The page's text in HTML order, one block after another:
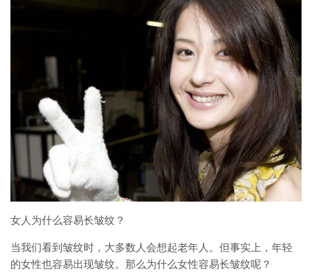
女人为什么容易长皱纹？
当我们看到皱纹时，大多数人会想起老年人。但事实上，年轻
的女性也容易出现皱纹。那么为什么女性容易长皱纹呢？